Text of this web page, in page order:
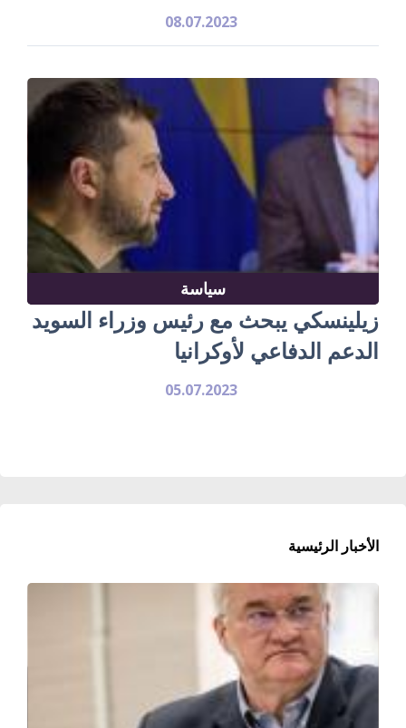
08.07.2023
سياسة
زيلينسكي يبحث مع رئيس وزراء السويد
الدعم الدفاعي لأوكرانيا
05.07.2023
الأخبار الرئيسية